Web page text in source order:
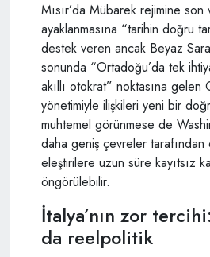
Mısır’da Mübarek rejimine
ayaklanmasına “tarihin doğru
destek veren ancak Beyaz
sonunda “Ortadoğu’da tek
akıllı otokrat” noktasına gelen
yönetimiyle ilişkileri yeni bir
muhtemel görünmese de
daha geniş çevreler
eleştirilere uzun süre kayıtsız
öngörülebilir.
İtalya’nın zor
da reelpolitik